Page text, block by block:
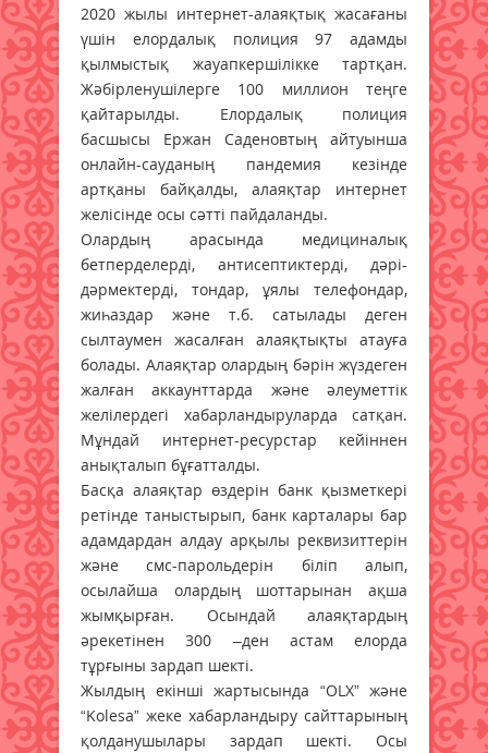
2020 жылы интернет-алаяқтық жасағаны
үшін елордалық полиция 97 адамды
қылмыстық жауапкершілікке тартқан.
Жәбірленушілерге 100 миллион теңге
қайтарылды. Елордалық полиция
басшысы Ержан Саденовтың айтуынша
онлайн-сауданың пандемия кезінде
артқаны байқалды, алаяқтар интернет
желісінде осы сәтті пайдаланды.
Олардың арасында медициналық
бетперделерді, антисептиктерді, дәрі-
дәрмектерді, тондар, ұялы телефондар,
жиһаздар және т.б. сатылады деген
сылтаумен жасалған алаяқтықты атауға
болады. Алаяқтар олардың бәрін жүздеген
жалған аккаунттарда және әлеуметтік
желілердегі хабарландыруларда сатқан.
Мұндай интернет-ресурстар кейіннен
анықталып бұғатталды.
Басқа алаяқтар өздерін банк қызметкері
ретінде таныстырып, банк карталары бар
адамдардан алдау арқылы реквизиттерін
және смс-парольдерін біліп алып,
осылайша олардың шоттарынан ақша
жымқырған. Осындай алаяқтардың
әрекетінен 300 –ден астам елорда
тұрғыны зардап шекті.
Жылдың екінші жартысында “OLX” және
“Kolesa” жеке хабарландыру сайттарының
қолданушылары зардап шекті. Осы